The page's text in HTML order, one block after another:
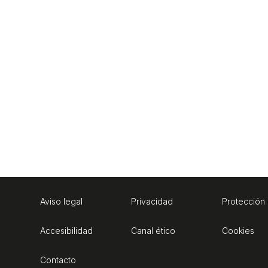
Aviso legal Privacidad Protección
Accesibilidad Canal ético Cookies
Contacto